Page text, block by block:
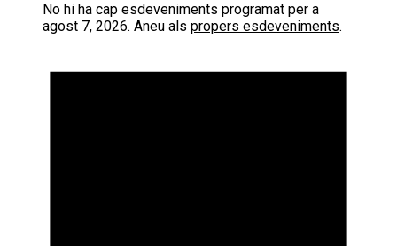
No hi ha cap esdeveniments programat per a
agost 7, 2026. Aneu als propers esdeveniments.